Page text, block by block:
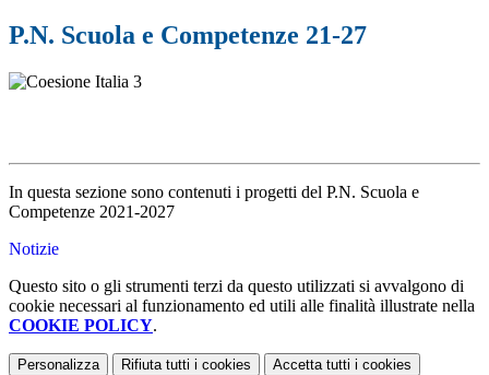
P.N. Scuola e Competenze 21-27
In questa sezione sono contenuti i progetti del P.N. Scuola e
Competenze 2021-2027
Notizie
Questo sito o gli strumenti terzi da questo utilizzati si avvalgono di
cookie necessari al funzionamento ed utili alle finalità illustrate nella
COOKIE POLICY.
Personalizza Rifiuta tutti i cookies Accetta tutti i cookies